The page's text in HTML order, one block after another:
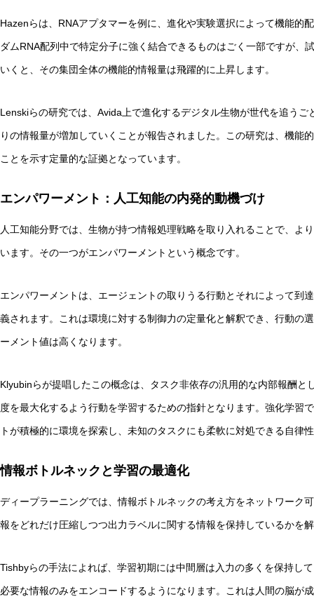
Hazenらは、RNAアプタマーを例に、進化や実験選択によって機能的
ダムRNA配列中で特定分子に強く結合できるものはごく一部ですが、
いくと、その集団全体の機能的情報量は飛躍的に上昇します。
Lenskiらの研究では、Avida上で進化するデジタル生物が世代を追う
りの情報量が増加していくことが報告されました。この研究は、機能
ことを示す定量的な証拠となっています。
エンパワーメント：人工知能の内発的動機づけ
人工知能分野では、生物が持つ情報処理戦略を取り入れることで、よ
います。その一つがエンパワーメントという概念です。
エンパワーメントは、エージェントの取りうる行動とそれによって到
義されます。これは環境に対する制御力の定量化と解釈でき、行動の
ーメント値は高くなります。
Klyubinらが提唱したこの概念は、タスク非依存の汎用的な内部報酬
度を最大化するよう行動を学習するための指針となります。強化学習
トが積極的に環境を探索し、未知のタスクにも柔軟に対処できる自律
情報ボトルネックと学習の最適化
ディープラーニングでは、情報ボトルネックの考え方をネットワーク
報をどれだけ圧縮しつつ出力ラベルに関する情報を保持しているかを
Tishbyらの手法によれば、学習初期には中間層は入力の多くを保持し
必要な情報のみをエンコードするようになります。これは人間の脳が